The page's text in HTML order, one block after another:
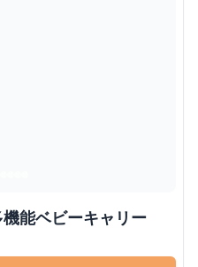
能ベビーキャリー